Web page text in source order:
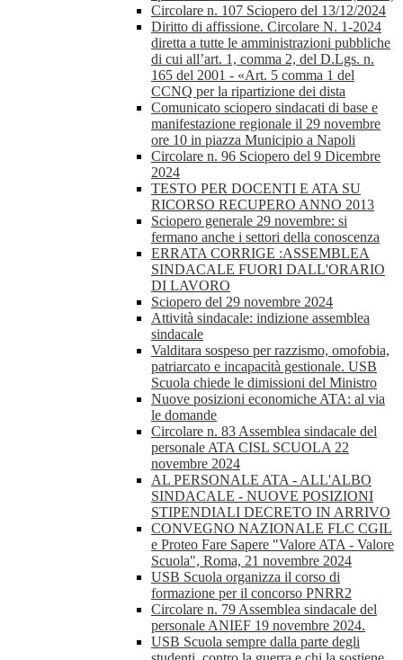
Circolare n. 107 Sciopero del 13/12/2024
Diritto di affissione. Circolare N. 1-2024
diretta a tutte le amministrazioni pubbliche
di cui all’art. 1, comma 2, del D.Lgs. n.
165 del 2001 - «Art. 5 comma 1 del
CCNQ per la ripartizione dei dista
Comunicato sciopero sindacati di base e
manifestazione regionale il 29 novembre
ore 10 in piazza Municipio a Napoli
Circolare n. 96 Sciopero del 9 Dicembre
2024
TESTO PER DOCENTI E ATA SU
RICORSO RECUPERO ANNO 2013
Sciopero generale 29 novembre: si
fermano anche i settori della conoscenza
ERRATA CORRIGE :ASSEMBLEA
SINDACALE FUORI DALL'ORARIO
DI LAVORO
Sciopero del 29 novembre 2024
Attività sindacale: indizione assemblea
sindacale
Valditara sospeso per razzismo, omofobia,
patriarcato e incapacità gestionale. USB
Scuola chiede le dimissioni del Ministro
Nuove posizioni economiche ATA: al via
le domande
Circolare n. 83 Assemblea sindacale del
personale ATA CISL SCUOLA 22
novembre 2024
AL PERSONALE ATA - ALL'ALBO
SINDACALE - NUOVE POSIZIONI
STIPENDIALI DECRETO IN ARRIVO
CONVEGNO NAZIONALE FLC CGIL
e Proteo Fare Sapere "Valore ATA - Valore
Scuola", Roma, 21 novembre 2024
USB Scuola organizza il corso di
formazione per il concorso PNRR2
Circolare n. 79 Assemblea sindacale del
personale ANIEF 19 novembre 2024.
USB Scuola sempre dalla parte degli